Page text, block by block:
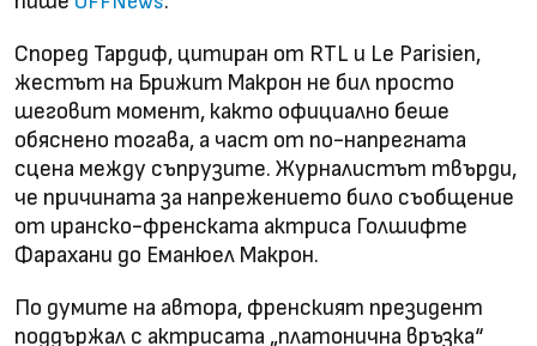
Според Тардиф, цитиран от RTL и Le Parisien,
жестът на Брижит Макрон не бил просто
шеговит момент, както официално беше
обяснено тогава, а част от по-напрегната
сцена между съпрузите. Журналистът твърди,
че причината за напрежението било съобщение
от иранско-френската актриса Голшифте
Фарахани до Еманюел Макрон.
По думите на автора, френският президент
поддържал с актрисата „платонична връзка“